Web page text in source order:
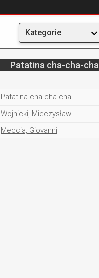
Kategorie
Patatina cha-cha-cha
Patatina cha-cha-cha
Wojnicki, Mieczysław
Meccia, Giovanni